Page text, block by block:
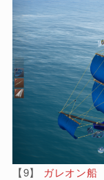
【9】 ガレオン船